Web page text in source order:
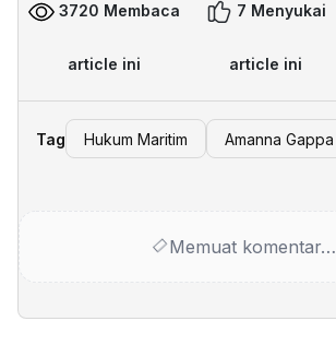
3720 Membaca
article ini
7 Menyukai
article ini
Tag Hukum Maritim Amanna Gappa
Memuat komentar…